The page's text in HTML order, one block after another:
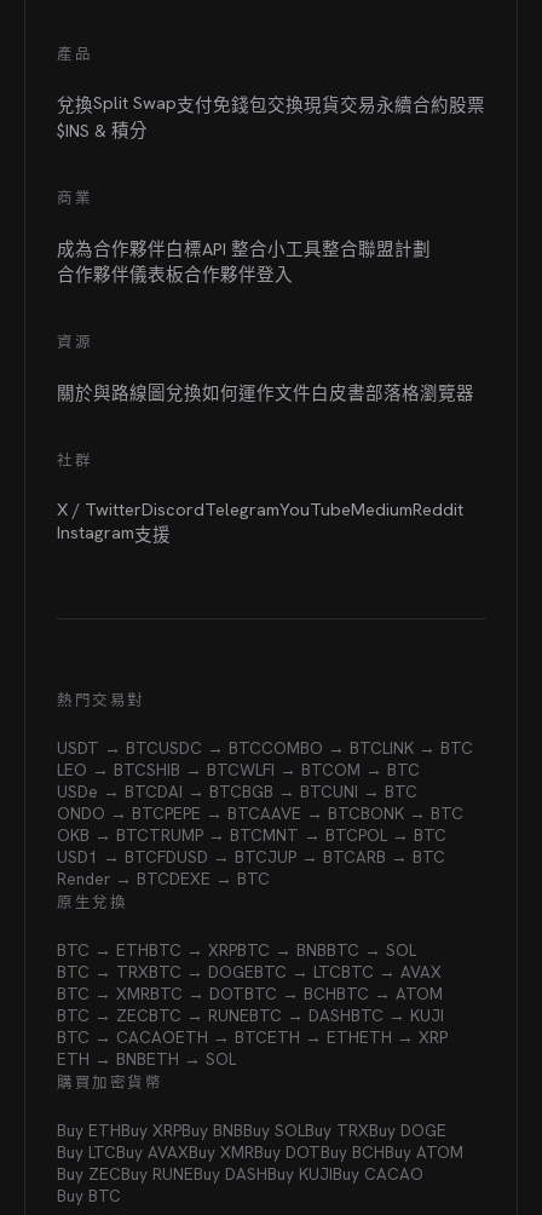
產品
兌換Split Swap支付免錢包交換現貨交易永續合約股票
$INS & 積分
商業
成為合作夥伴白標API 整合小工具整合聯盟計劃
合作夥伴儀表板合作夥伴登入
資源
關於與路線圖兌換如何運作文件白皮書部落格瀏覽器
社群
X / TwitterDiscordTelegramYouTubeMediumReddit
Instagram支援
熱門交易對
USDT → BTCUSDC → BTCCOMBO → BTCLINK → BTC
LEO → BTCSHIB → BTCWLFI → BTCOM → BTC
USDe → BTCDAI → BTCBGB → BTCUNI → BTC
ONDO → BTCPEPE → BTCAAVE → BTCBONK → BTC
OKB → BTCTRUMP → BTCMNT → BTCPOL → BTC
USD1 → BTCFDUSD → BTCJUP → BTCARB → BTC
Render → BTCDEXE → BTC
原生兌換
BTC → ETHBTC → XRPBTC → BNBBTC → SOL
BTC → TRXBTC → DOGEBTC → LTCBTC → AVAX
BTC → XMRBTC → DOTBTC → BCHBTC → ATOM
BTC → ZECBTC → RUNEBTC → DASHBTC → KUJI
BTC → CACAOETH → BTCETH → ETHETH → XRP
ETH → BNBETH → SOL
購買加密貨幣
Buy ETHBuy XRPBuy BNBBuy SOLBuy TRXBuy DOGE
Buy LTCBuy AVAXBuy XMRBuy DOTBuy BCHBuy ATOM
Buy ZECBuy RUNEBuy DASHBuy KUJIBuy CACAO
Buy BTC